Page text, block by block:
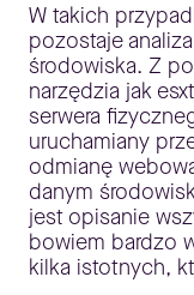
W takich
pozostaje
środowiska. Z
narzędzia jak
serwera
uruchamiany
odmianę
danym
jest opisanie
bowiem bardzo
kilka istotnych,